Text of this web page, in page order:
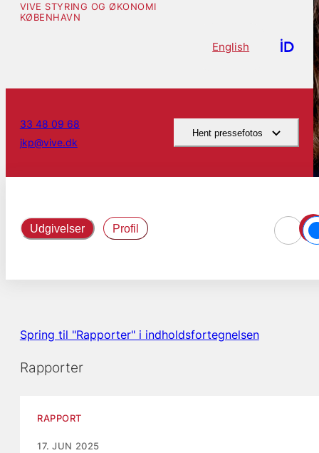
VIVE STYRING OG ØKONOMI
KØBENHAVN
English
33 48 09 68
jkp@vive.dk
Hent pressefotos
Udgivelser Profil
Spring til "Rapporter" i indholdsfortegnelsen
Rapporter
RAPPORT
17. JUN 2025